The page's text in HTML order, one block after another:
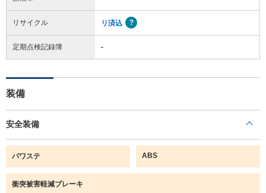
リサイクル リ済込
定期点検記録簿 -
装備
安全装備
パワステ ABS
衝突被害軽減ブレーキ